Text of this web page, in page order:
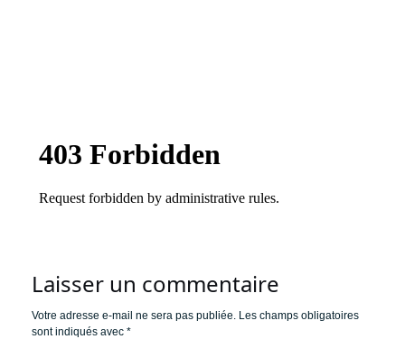
Laisser un commentaire
Votre adresse e-mail ne sera pas publiée. Les champs obligatoires
sont indiqués avec *